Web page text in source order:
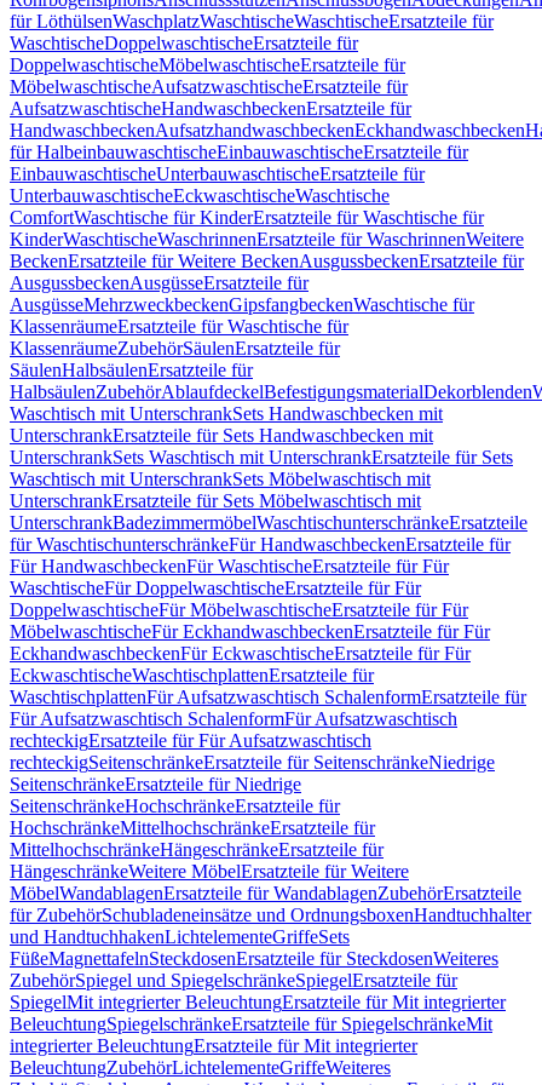
für LöthülsenWaschplatzWaschtischeWaschtischeErsatzteile für
WaschtischeDoppelwaschtischeErsatzteile für
DoppelwaschtischeMöbelwaschtischeErsatzteile für
MöbelwaschtischeAufsatzwaschtischeErsatzteile für
AufsatzwaschtischeHandwaschbeckenErsatzteile für
HandwaschbeckenAufsatzhandwaschbeckenEckhandwaschbecken
für HalbeinbauwaschtischeEinbauwaschtischeErsatzteile für
EinbauwaschtischeUnterbauwaschtischeErsatzteile für
UnterbauwaschtischeEckwaschtischeWaschtische
ComfortWaschtische für KinderErsatzteile für Waschtische für
KinderWaschtischeWaschrinnenErsatzteile für WaschrinnenWeitere
BeckenErsatzteile für Weitere BeckenAusgussbeckenErsatzteile für
AusgussbeckenAusgüsseErsatzteile für
AusgüsseMehrzweckbeckenGipsfangbeckenWaschtische für
KlassenräumeErsatzteile für Waschtische für
KlassenräumeZubehörSäulenErsatzteile für
SäulenHalbsäulenErsatzteile für
HalbsäulenZubehörAblaufdeckelBefestigungsmaterialDekorblenden
Waschtisch mit UnterschrankSets Handwaschbecken mit
UnterschrankErsatzteile für Sets Handwaschbecken mit
UnterschrankSets Waschtisch mit UnterschrankErsatzteile für Sets
Waschtisch mit UnterschrankSets Möbelwaschtisch mit
UnterschrankErsatzteile für Sets Möbelwaschtisch mit
UnterschrankBadezimmermöbelWaschtischunterschränkeErsatzteile
für WaschtischunterschränkeFür HandwaschbeckenErsatzteile für
Für HandwaschbeckenFür WaschtischeErsatzteile für Für
WaschtischeFür DoppelwaschtischeErsatzteile für Für
DoppelwaschtischeFür MöbelwaschtischeErsatzteile für Für
MöbelwaschtischeFür EckhandwaschbeckenErsatzteile für Für
EckhandwaschbeckenFür EckwaschtischeErsatzteile für Für
EckwaschtischeWaschtischplattenErsatzteile für
WaschtischplattenFür Aufsatzwaschtisch SchalenformErsatzteile für
Für Aufsatzwaschtisch SchalenformFür Aufsatzwaschtisch
rechteckigErsatzteile für Für Aufsatzwaschtisch
rechteckigSeitenschränkeErsatzteile für SeitenschränkeNiedrige
SeitenschränkeErsatzteile für Niedrige
SeitenschränkeHochschränkeErsatzteile für
HochschränkeMittelhochschränkeErsatzteile für
MittelhochschränkeHängeschränkeErsatzteile für
HängeschränkeWeitere MöbelErsatzteile für Weitere
MöbelWandablagenErsatzteile für WandablagenZubehörErsatzteile
für ZubehörSchubladeneinsätze und OrdnungsboxenHandtuchhalter
und HandtuchhakenLichtelementeGriffeSets
FüßeMagnettafelnSteckdosenErsatzteile für SteckdosenWeiteres
ZubehörSpiegel und SpiegelschränkeSpiegelErsatzteile für
SpiegelMit integrierter BeleuchtungErsatzteile für Mit integrierter
BeleuchtungSpiegelschränkeErsatzteile für SpiegelschränkeMit
integrierter BeleuchtungErsatzteile für Mit integrierter
BeleuchtungZubehörLichtelementeGriffeWeiteres